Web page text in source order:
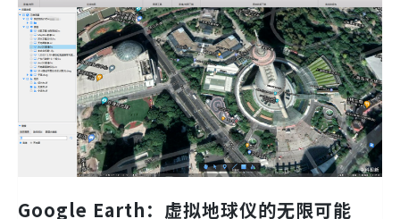
Google Earth：虚拟地球仪的无限可能